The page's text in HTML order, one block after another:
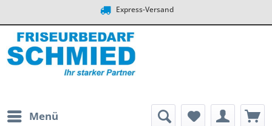
Express-Versand
Menü